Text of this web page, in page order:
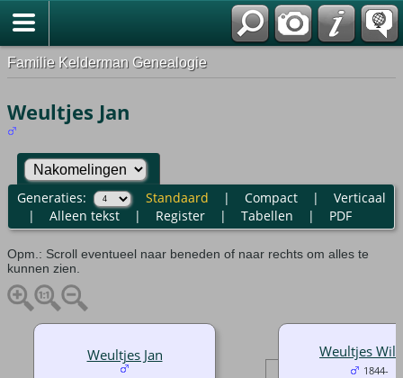
Familie Kelderman Genealogie
Weultjes Jan
Generaties: Standaard | Compact| Verticaal
| Alleen tekst| Register| Tabellen | PDF
Opm.: Scroll eventueel naar beneden of naar rechts om alles te
kunnen zien.
Weultjes
1844-
Weultjes Jan